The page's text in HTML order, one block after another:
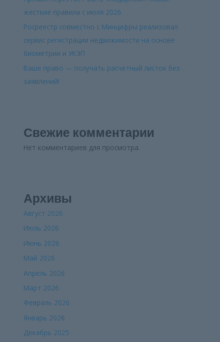
жесткие правила с июля 2026
Росреестр совместно с Минцифры реализовал
сервис регистрации недвижимости на основе
биометрии и УКЭП
Ваше право — получать расчетный листок без
заявлений!
Свежие комментарии
Нет комментариев для просмотра.
Архивы
Август 2026
Июль 2026
Июнь 2026
Май 2026
Апрель 2026
Март 2026
Февраль 2026
Январь 2026
Декабрь 2025